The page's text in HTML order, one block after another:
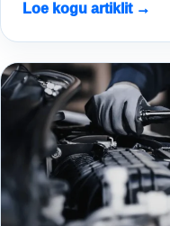
Loe kogu artiklit →